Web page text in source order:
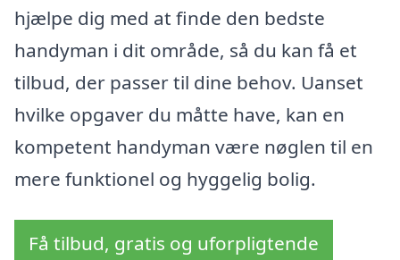
hjælpe dig med at finde den bedste
handyman i dit område, så du kan få et
tilbud, der passer til dine behov. Uanset
hvilke opgaver du måtte have, kan en
kompetent handyman være nøglen til en
mere funktionel og hyggelig bolig.
Få tilbud, gratis og uforpligtende